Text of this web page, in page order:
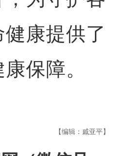
康提供了
保障。
【编辑：戚亚平】